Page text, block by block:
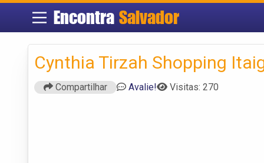
Encontra Salvador
Cynthia Tirzah Shopping
Compartilhar Avalie! Visitas: 270